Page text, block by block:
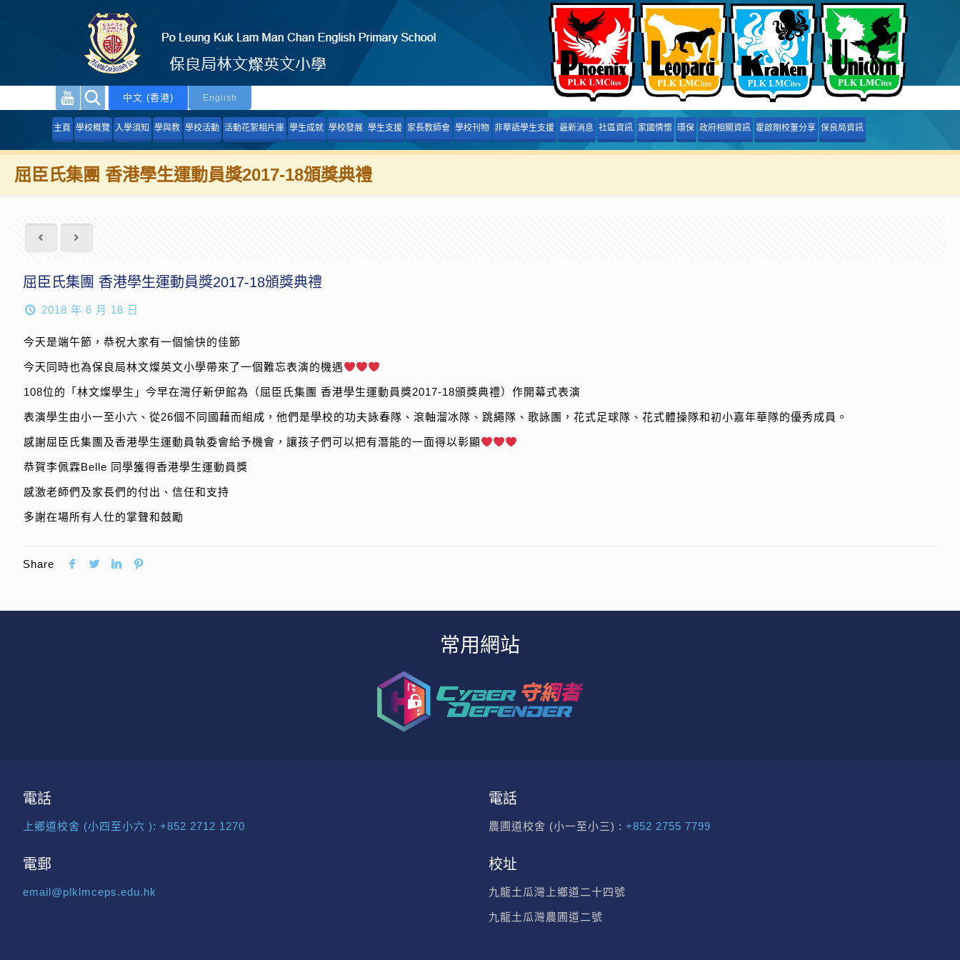
中文 (香港) English
主頁 學校概覽 入學須知 學與教 學校活動 活動花絮相片庫 學生成就 學校發展 學生支援 家長教師會 學校刊物 非華語學生支援 最新消息 社區資訊 家國情懷 環保 政府相關資訊 霍啟剛校董分享 保良局資訊
屈臣氏集團 香港學生運動員獎2017-18頒獎典禮
屈臣氏集團 香港學生運動員獎2017-18頒獎典禮
2018 年 6 月 18 日
今天是端午節，恭祝大家有一個愉快的佳節
今天同時也為保良局林文燦英文小學帶來了一個難忘表演的機遇
108位的「林文燦學生」今早在灣仔新伊館為（屈臣氏集團 香港學生運動員獎2017-18頒獎典禮）作開幕式表演
表演學生由小一至小六、從26個不同國藉而組成，他們是學校的功夫詠春隊、滾軸溜冰隊、跳繩隊、歌詠團，花式足球隊、花式體操隊和初小嘉年華隊的優秀成員。
感謝屈臣氏集團及香港學生運動員執委會給予機會，讓孩子們可以把有潛能的一面得以彰顯
恭賀李佩霖Belle 同學獲得香港學生運動員獎
感激老師們及家長們的付出、信任和支持
多謝在場所有人仕的掌聲和鼓勵
Share
常用網站
電話
上鄉道校舍 (小四至小六 ): +852 2712 1270
電郵
email@plklmceps.edu.hk
電話
農圃道校舍 (小一至小三) : +852 2755 7799
校址
九龍土瓜灣上鄉道二十四號
九龍土瓜灣農圃道二號